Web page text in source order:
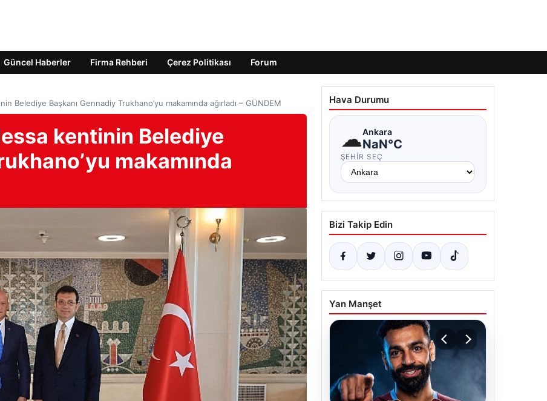
Güncel Haberler Firma Rehberi Çerez Politikası Forum
Belediye Başkanı Gennadiy Trukhano’yu makamında ağırladı – GÜNDEM
kentinin Belediye
makamında
Hava Durumu
☁Ankara
NaN°C
ŞEHIR SEÇ
Bizi Takip Edin
Yan Manşet